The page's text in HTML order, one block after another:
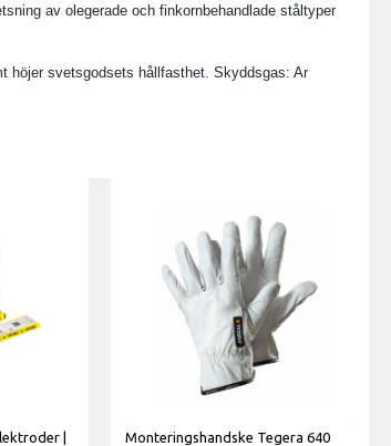
av olegerade och finkornbehandlade ståltyper
höjer svetsgodsets hållfasthet. Skyddsgas: Ar
|
Monteringshandske Tegera 640